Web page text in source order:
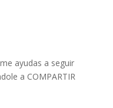
ayudas a seguir
a COMPARTIR